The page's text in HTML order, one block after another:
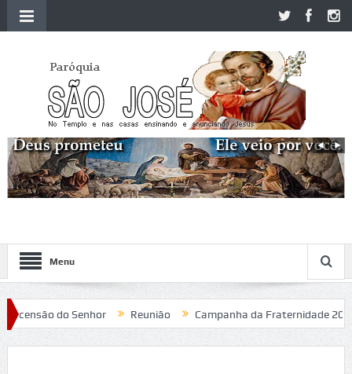
Menu
do Senhor Reunião Campanha da Fraternidade 2020